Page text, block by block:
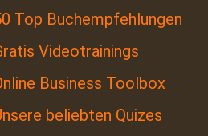
Top Buchempfehlungen
Videotrainings
Business Toolbox
beliebten Quizes